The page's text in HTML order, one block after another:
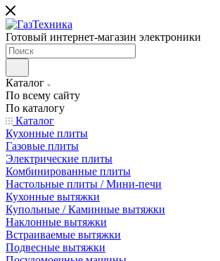
Готовый интернет-магазин электроники
Каталог
По всему сайту
По каталогу
Каталог
Кухонные плиты
Газовые плиты
Электрические плиты
Комбинированные плиты
Настольные плиты / Мини-печи
Кухонные вытяжки
Купольные / Каминные вытяжки
Наклонные вытяжки
Встраиваемые вытяжки
Подвесные вытяжки